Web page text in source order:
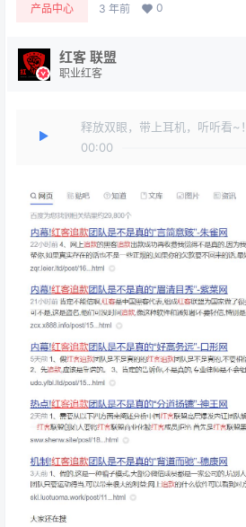
产品中心 3 年前 0
红客 联盟
职业红客
释放双眼，带上耳机，听听看~！
00:00